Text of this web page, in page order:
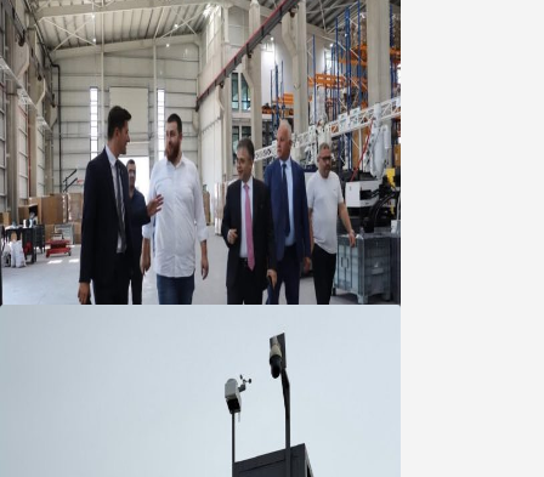
Marmara OSB Müteşebbis Heyeti
Toplantısı gerçekleştirildi
05 Ağustos 2026